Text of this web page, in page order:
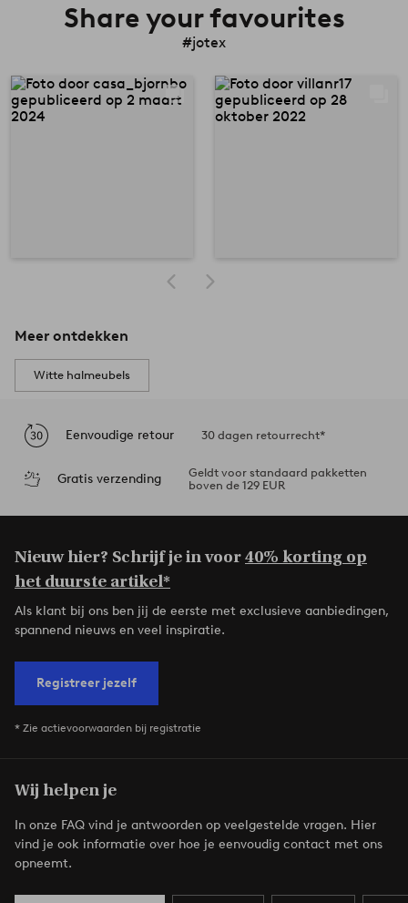
Share your favourites
#jotex
Meer ontdekken
Witte halmeubels
Eenvoudige retour 30 dagen retourrecht*
Gratis verzending
Geldt voor standaard pakketten
boven de 129 EUR
Nieuw hier? Schrijf je in voor40% korting op
het duurste artikel*
Als klant bij ons ben jij de eerste met exclusieve aanbiedingen,
spannend nieuws en veel inspiratie.
Registreer jezelf
* Zie actievoorwaarden bij registratie
Wij helpen je
In onze FAQ vind je antwoorden op veelgestelde vragen. Hier
vind je ook informatie over hoe je eenvoudig contact met ons
opneemt.